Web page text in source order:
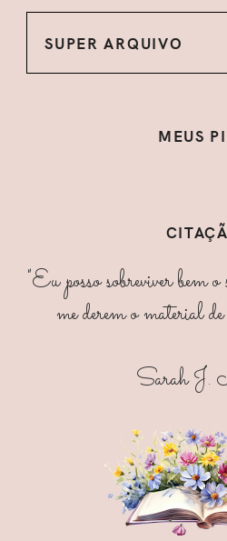
SUPER ARQUIVO
MEUS
"Eu posso sobreviver bem
me derem o material
Sarah J.